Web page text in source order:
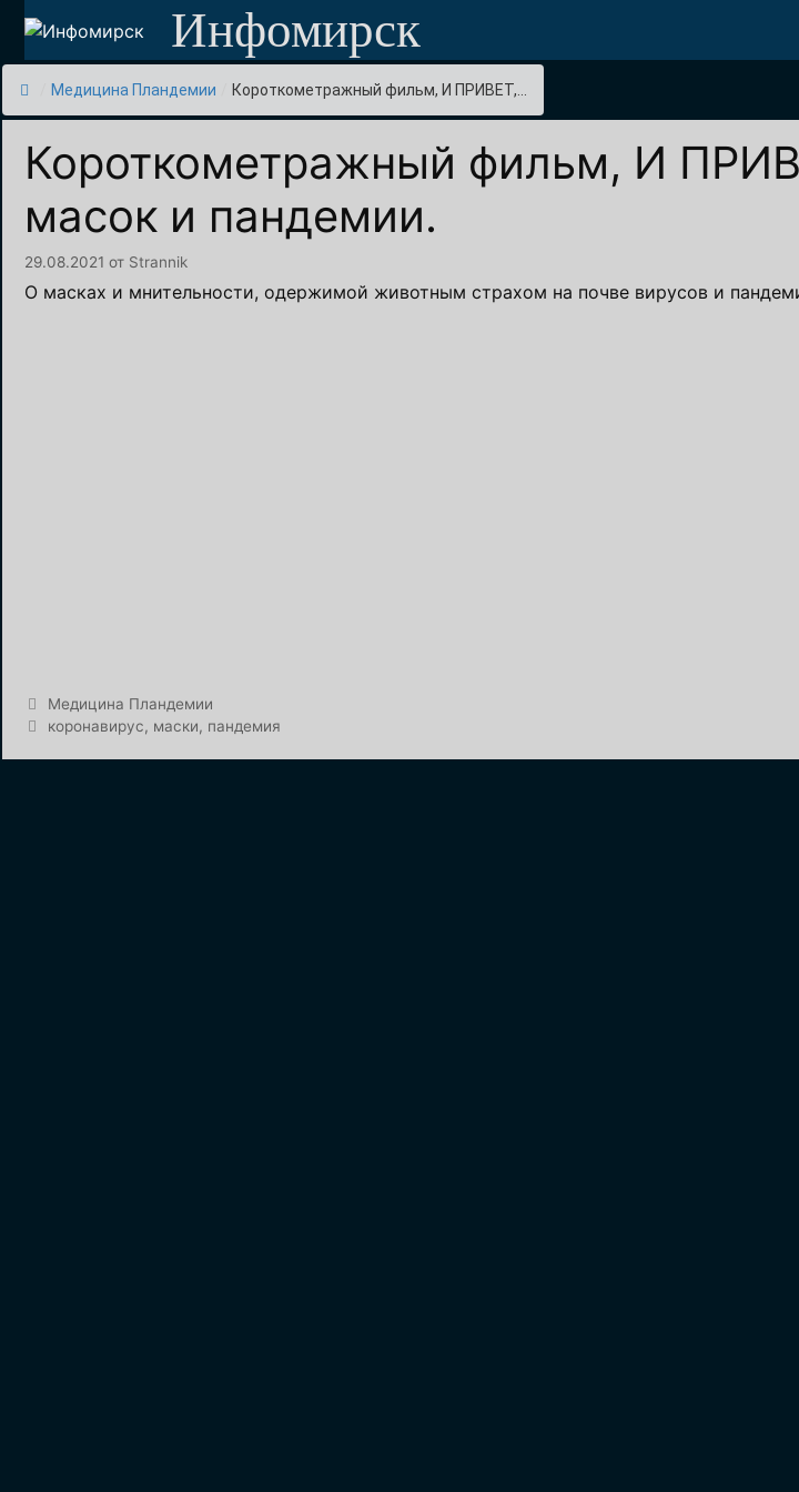
Перейти
содержимому
Инфомирск
Медицина Пландемии Короткометражный фильм, И ПРИВЕТ,...
Короткометражный фильм, И
масок и пандемии.
29.08.2021 от Strannik
О масках и мнительности, одержимой животным страхом на почве вирусов и
Рубрики
Медицина Пландемии
Метки
коронавирус, маски, пандемия